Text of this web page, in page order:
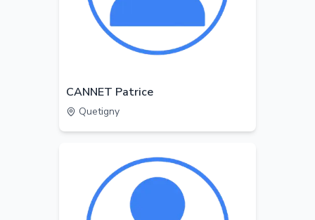
CANNET Patrice
Quetigny